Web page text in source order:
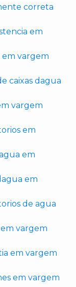
correta
em
em vargem
caixas dagua
vargem
em
em
em
de agua
vargem
em vargem
em vargem